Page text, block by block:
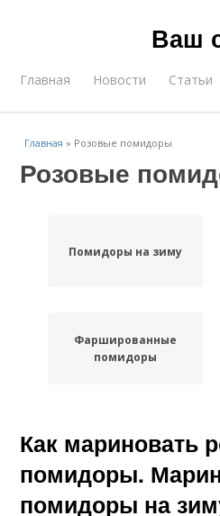
Ваш
Главная Новости Статьи
Главная » Розовые помидоры
Розовые
Помидоры на зиму
Фаршированные
помидоры
Аджика с
помидорами
Как мариновать
помидоры.
помидоры на